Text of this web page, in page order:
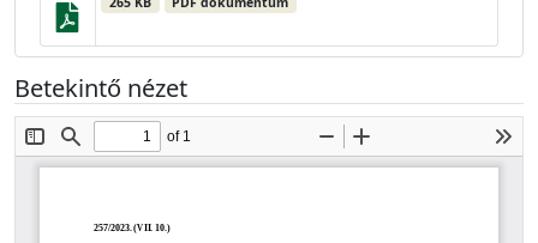
Betekintő nézet